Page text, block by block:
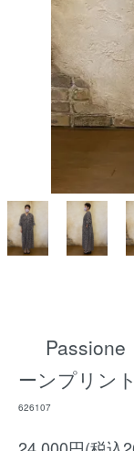
Passione
ーンプリン
626107